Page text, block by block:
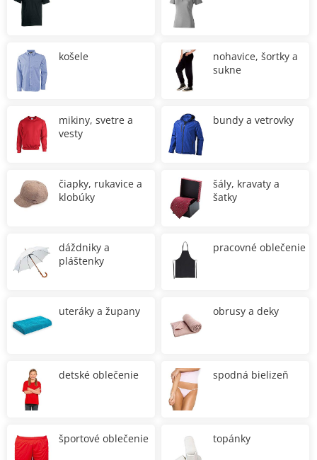
košele
nohavice, šortky a
sukne
mikiny, svetre a
vesty
bundy a vetrovky
čiapky, rukavice a
klobúky
šály, kravaty a
šatky
dáždniky a
pláštenky
pracovné oblečenie
uteráky a župany obrusy a deky
detské oblečenie spodná bielizeň
športové oblečenie topánky